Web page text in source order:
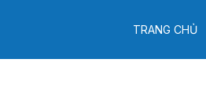
TRANG CHỦ